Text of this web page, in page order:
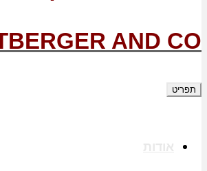
AND CO.
תפריט